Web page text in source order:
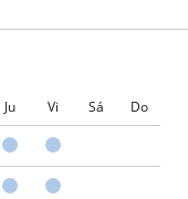
Ju Vi Sá Do